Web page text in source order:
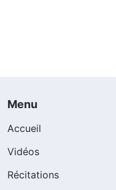
Menu
Accueil
Vidéos
Récitations